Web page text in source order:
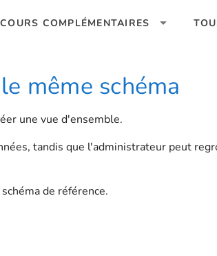
COURS COMPLÉMENTAIRES
même schéma
une vue d'ensemble.
tandis que l'administrateur peut
de référence.